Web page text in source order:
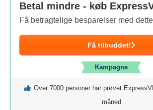
Betal mindre - køb
Få betragtelige besparelser med
Få tilbuddet!
Kampagne
Over 7000 personer har prøvet
måned